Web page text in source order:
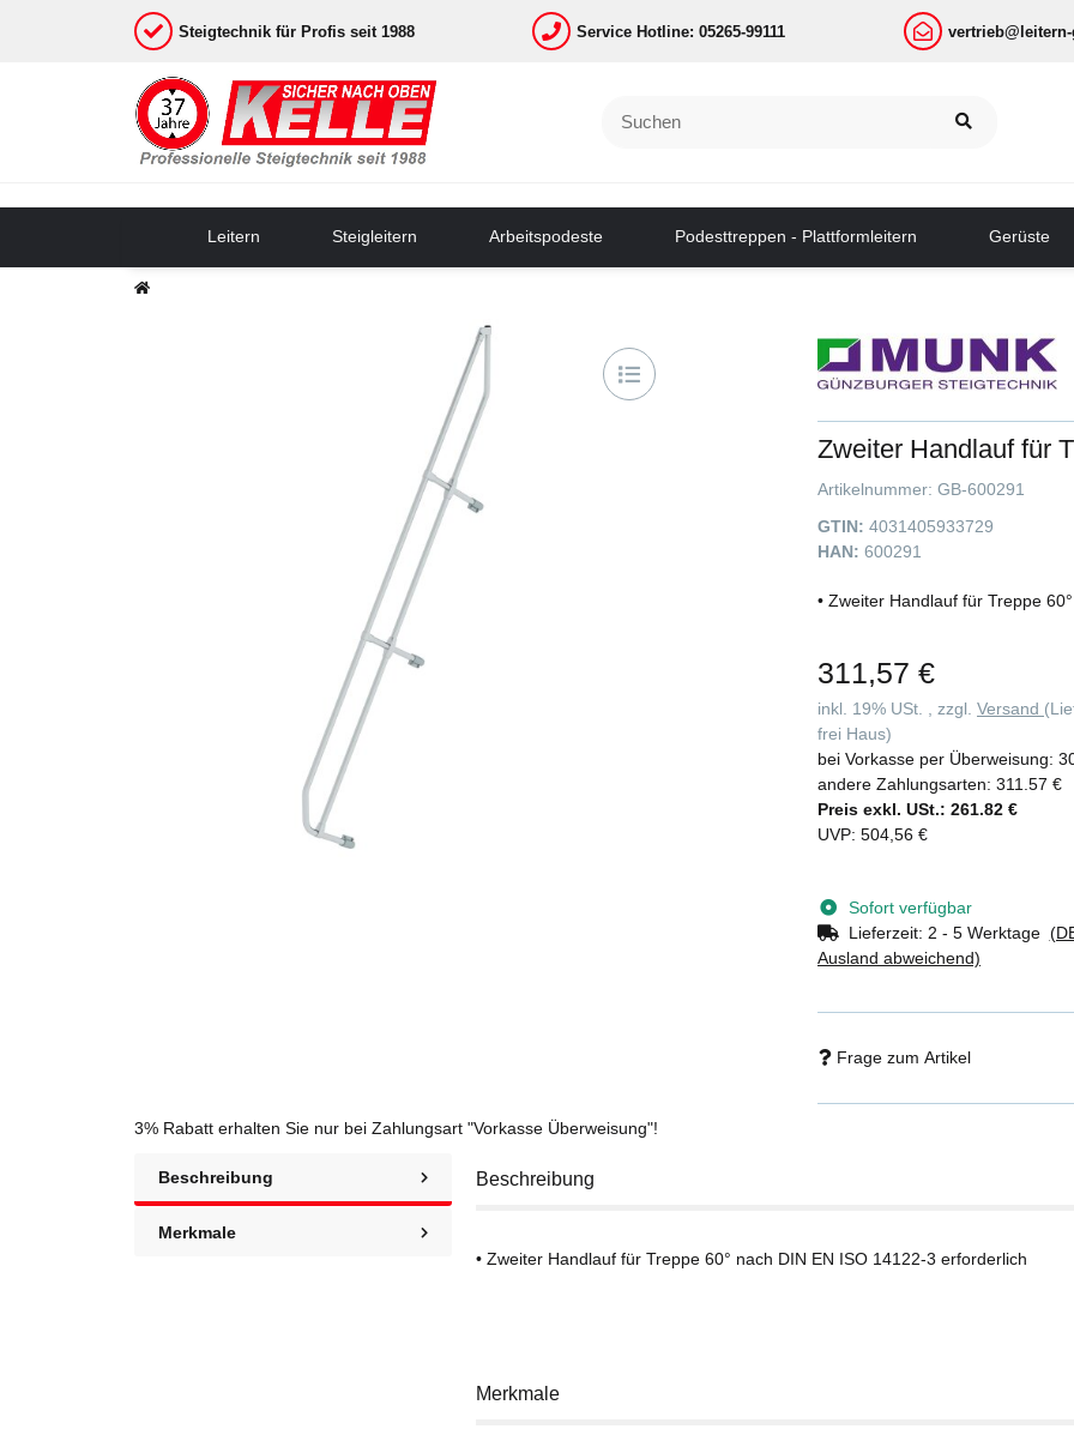
Steigtechnik für Profis seit 1988 Service Hotline: 05265-99111
Leitern Steigleitern Arbeitspodeste Podesttreppen - Plattformleitern Gerüste
Zweiter Handlauf für
Artikelnummer: GB-600291
GTIN: 4031405933729
HAN: 600291
• Zweiter Handlauf für Treppe
311,57 €
inkl. 19% USt. , zzgl. Versand
frei Haus)
bei Vorkasse per Überweisung:
andere Zahlungsarten: 311.57 €
Preis exkl. USt.: 261.82 €
UVP: 504,56 €
Sofort verfügbar
Lieferzeit: 2 - 5 Werktage
Ausland abweichend)
Frage zum Artikel
3% Rabatt erhalten Sie nur bei Zahlungsart "Vorkasse Überweisung"!
Beschreibung
Merkmale
Beschreibung
• Zweiter Handlauf für Treppe 60° nach DIN EN ISO 14122-3 erforderlich
Merkmale